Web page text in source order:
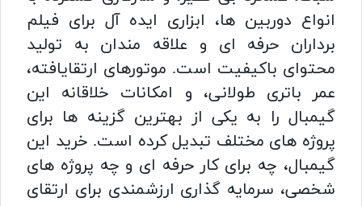
انواع دوربین ها، ابزاری ایده آل برای فیلم
برداران حرفه ای و علاقه مندان به تولید
محتوای باکیفیت است. موتورهای ارتقایافته،
عمر باتری طولانی، و امکانات خلاقانه این
گیمبال را به یکی از بهترین گزینه ها برای
پروژه های مختلف تبدیل کرده است. خرید این
گیمبال، چه برای کار حرفه ای و چه پروژه های
شخصی، سرمایه گذاری ارزشمندی برای ارتقای